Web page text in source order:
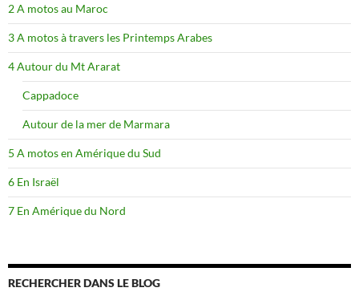
2 A motos au Maroc
3 A motos à travers les Printemps Arabes
4 Autour du Mt Ararat
Cappadoce
Autour de la mer de Marmara
5 A motos en Amérique du Sud
6 En Israël
7 En Amérique du Nord
RECHERCHER DANS LE BLOG